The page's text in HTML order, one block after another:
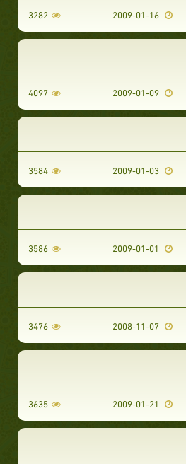
2009-01-16
3282
2009-01-09
4097
2009-01-03
3584
3586
3476
3635